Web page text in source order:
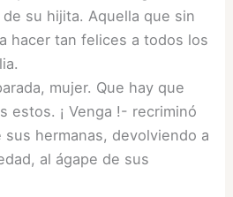
su hijita. Aquella que sin
hacer tan felices a todos los
mujer. Que hay que
estos. ¡ Venga !- recriminó
sus hermanas, devolviendo a
al ágape de sus